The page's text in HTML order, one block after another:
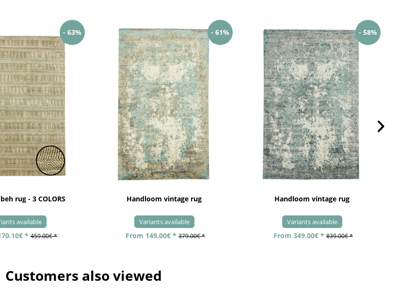
- 63%
rug - 3 COLORS
available
* 459.00€ *
- 61%
Handloom vintage rug
Variants available
From 149.00€ * 379.00€ *
- 58%
Handloom vintage rug
Variants available
From 349.00€ * 839.00€ *
Customers also viewed